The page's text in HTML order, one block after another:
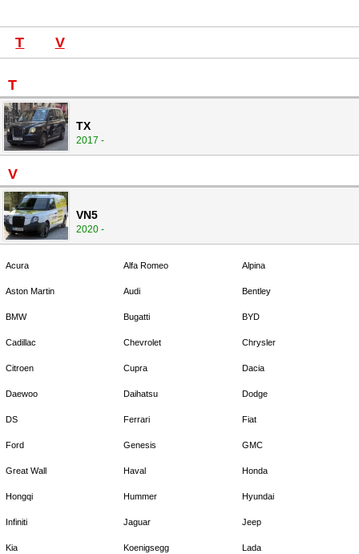
T V
T
TX
2017 -
V
VN5
2020 -
Acura Alfa Romeo Alpina
Aston Martin Audi Bentley
BMW Bugatti BYD
Cadillac Chevrolet Chrysler
Citroen Cupra Dacia
Daewoo Daihatsu Dodge
DS Ferrari Fiat
Ford Genesis GMC
Great Wall Haval Honda
Hongqi Hummer Hyundai
Infiniti Jaguar Jeep
Kia Koenigsegg Lada